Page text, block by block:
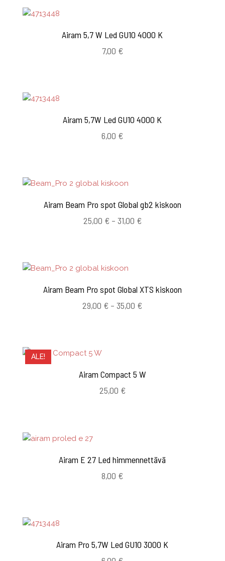
Airam 5,7 W Led GU10 4000 K
7,00 €
Airam 5,7W Led GU10 4000 K
6,00 €
Airam Beam Pro spot Global gb2 kiskoon
25,00 € – 31,00 €Hintaluokka:
Airam Beam Pro spot Global XTS kiskoon
29,00 € – 35,00 €Hintaluokka:
ALE!
Airam Compact 5 W
25,00 €
Airam E 27 Led himmennettävä
8,00 €
Airam Pro 5,7W Led GU10 3000 K